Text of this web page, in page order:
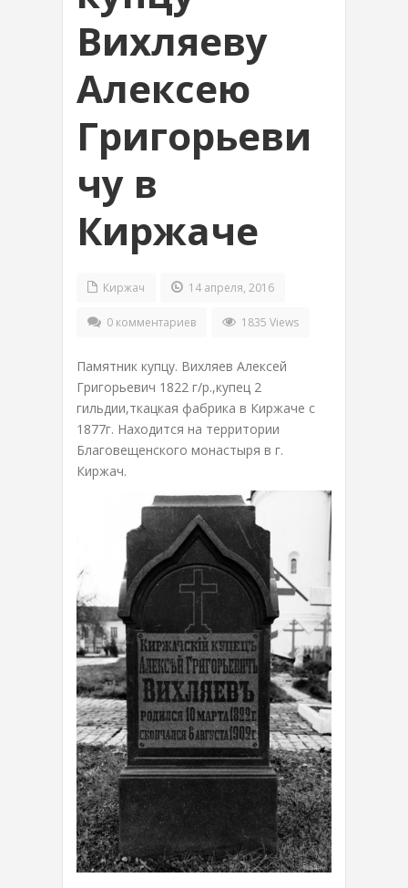
Вихляеву
Алексею
Григорьеви
чу в
Киржаче
Киржач 14 апреля, 2016
0 комментариев 1835 Views
Памятник купцу. Вихляев Алексей
Григорьевич 1822 г/р.,купец 2
гильдии,ткацкая фабрика в Киржаче c
1877г. Находится на территории
Благовещенского монастыря в г.
Киржач.